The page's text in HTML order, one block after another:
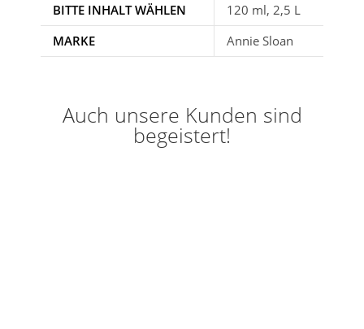
BITTE INHALT WÄHLEN
120 ml, 2,5 L
MARKE
Annie Sloan
Auch unsere Kunden sind
begeistert!